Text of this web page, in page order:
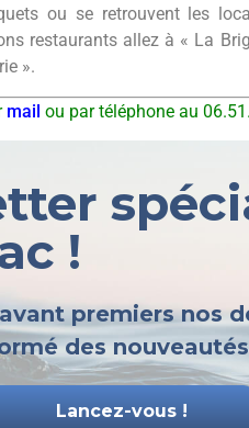
ou se retrouvent les
restaurants allez à « La
».
mail ou par téléphone au
!
premiers nos
des